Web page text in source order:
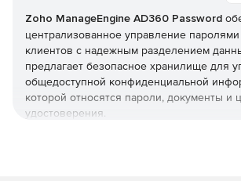
Zoho ManageEngine AD360 Password
централизованное управление
клиентов с надежным разделением
предлагает безопасное хранилище для
общедоступной конфиденциальной
которой относятся пароли, документы и
удостоверения.